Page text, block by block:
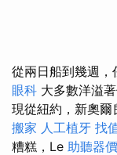
從兩日船到幾週，
眼科 大多數洋溢
現從紐約，新奧爾
搬家 人工植牙 找
糟糕，Le 助聽器